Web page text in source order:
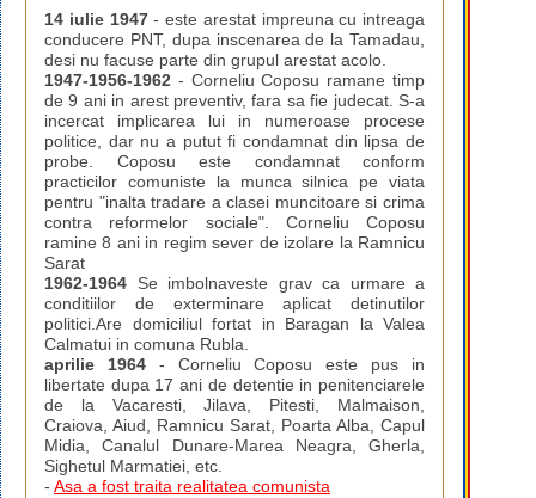
14 iulie 1947- este arestat impreuna cu intreaga
conducere PNT, dupa inscenarea de la Tamadau,
desi nu facuse parte din grupul arestat acolo.
1947-1956-1962 - Corneliu Coposu ramane timp
de 9 ani in arest preventiv, fara sa fie judecat. S-a
incercat implicarea lui in numeroase procese
politice, dar nu a putut fi condamnat din lipsa de
probe. Coposu este condamnat conform
practicilor comuniste la munca silnica pe viata
pentru "inalta tradare a clasei muncitoare si crima
contra reformelor sociale". Corneliu Coposu
ramine 8 ani in regim sever de izolare la Ramnicu
Sarat
1962-1964 Se imbolnaveste grav ca urmare a
conditiilor de exterminare aplicat detinutilor
politici.Are domiciliul fortat in Baragan la Valea
Calmatui in comuna Rubla.
aprilie 1964- Corneliu Coposu este pus in
libertate dupa 17 ani de detentie in penitenciarele
de la Vacaresti, Jilava, Pitesti, Malmaison,
Craiova, Aiud, Ramnicu Sarat, Poarta Alba, Capul
Midia, Canalul Dunare-Marea Neagra, Gherla,
Sighetul Marmatiei, etc.
- Asa a fost traita realitatea comunista